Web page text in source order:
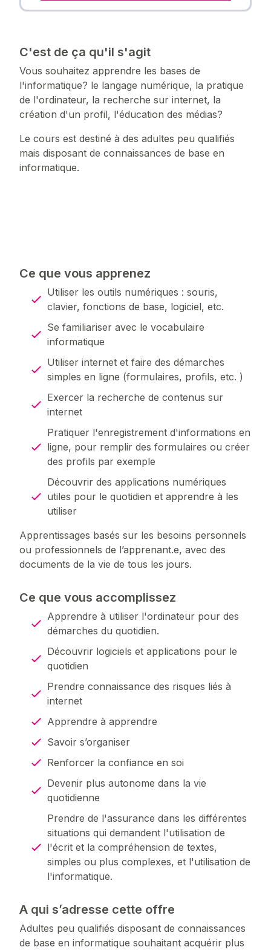
C'est de ça qu'il s'agit
Vous souhaitez apprendre les bases de
l'informatique? le langage numérique, la pratique
de l'ordinateur, la recherche sur internet, la
création d'un profil, l'éducation des médias?
Le cours est destiné à des adultes peu qualifiés
mais disposant de connaissances de base en
informatique.
Ce que vous apprenez
Utiliser les outils numériques : souris,
clavier, fonctions de base, logiciel, etc.
Se familiariser avec le vocabulaire
informatique
Utiliser internet et faire des démarches
simples en ligne (formulaires, profils, etc. )
Exercer la recherche de contenus sur
internet
Pratiquer l'enregistrement d'informations en
ligne, pour remplir des formulaires ou créer
des profils par exemple
Découvrir des applications numériques
utiles pour le quotidien et apprendre à les
utiliser
Apprentissages basés sur les besoins personnels
ou professionnels de l’apprenant.e, avec des
documents de la vie de tous les jours.
Ce que vous accomplissez
Apprendre à utiliser l'ordinateur pour des
démarches du quotidien.
Découvrir logiciels et applications pour le
quotidien
Prendre connaissance des risques liés à
internet
Apprendre à apprendre
Savoir s’organiser
Renforcer la confiance en soi
Devenir plus autonome dans la vie
quotidienne
Prendre de l'assurance dans les différentes
situations qui demandent l'utilisation de
l'écrit et la compréhension de textes,
simples ou plus complexes, et l'utilisation de
l'informatique.
A qui s’adresse cette offre
Adultes peu qualifiés disposant de connaissances
de base en informatique souhaitant acquérir plus